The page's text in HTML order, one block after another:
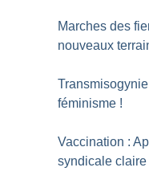
Marches des
nouveaux
féminisme !
Vaccination :
syndicale claire